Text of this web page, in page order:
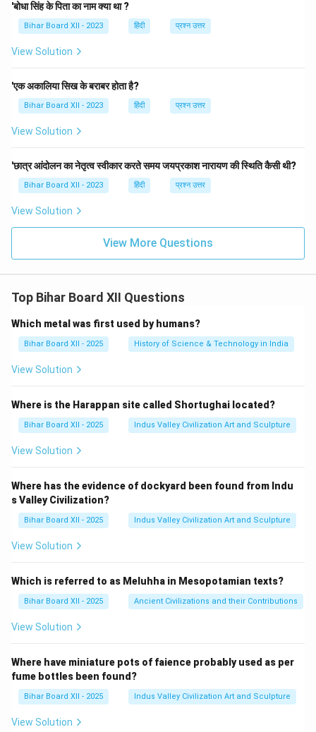
'बोधा सिंह के पिता का नाम क्या था ?
Bihar Board XII - 2023 हिंदी प्रश्न उत्तर
View Solution
'एक अकालिया सिख के बराबर होता है?
Bihar Board XII - 2023 हिंदी प्रश्न उत्तर
View Solution
'छात्र आंदोलन का नेतृत्व स्वीकार करते समय जयप्रकाश नारायण की स्थिति कैसी थी?
Bihar Board XII - 2023 हिंदी प्रश्न उत्तर
View Solution
View More Questions
Top Bihar Board XII Questions
Which metal was first used by humans?
Bihar Board XII - 2025 History of Science & Technology in India
View Solution
Where is the Harappan site called Shortughai located?
Bihar Board XII - 2025 Indus Valley Civilization Art and Sculpture
View Solution
Where has the evidence of dockyard been found from Indu
s Valley Civilization?
Bihar Board XII - 2025 Indus Valley Civilization Art and Sculpture
View Solution
Which is referred to as Meluhha in Mesopotamian texts?
Bihar Board XII - 2025 Ancient Civilizations and their Contributions
View Solution
Where have miniature pots of faience probably used as per
fume bottles been found?
Bihar Board XII - 2025 Indus Valley Civilization Art and Sculpture
View Solution